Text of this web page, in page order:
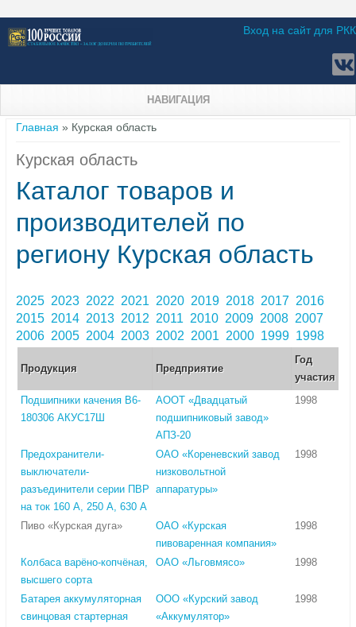
Вход на сайт для РКК
НАВИГАЦИЯ
Вы здесь
Главная » Курская область
Курская область
Каталог товаров и
производителей по
региону Курская область
2025 2023 2022 2021 2020 2019 2018 2017 2016
2015 2014 2013 2012 2011 2010 2009 2008 2007
2006 2005 2004 2003 2002 2001 2000 1999 1998
Продукция Предприятие
Год
участия
Подшипники качения В6-
180306 АКУС17Ш
АООТ «Двадцатый
подшипниковый завод»
АПЗ-20
1998
Предохранители-
выключатели-
разъединители серии ПВР
на ток 160 А, 250 А, 630 А
ОАО «Кореневский завод
низковольтной
аппаратуры»
1998
Пиво «Курская дуга»
ОАО «Курская
пивоваренная компания»
1998
Колбаса варёно-копчёная,
высшего сорта
ОАО «Льговмясо» 1998
Батарея аккумуляторная
свинцовая стартерная
ООО «Курский завод
«Аккумулятор»
1998